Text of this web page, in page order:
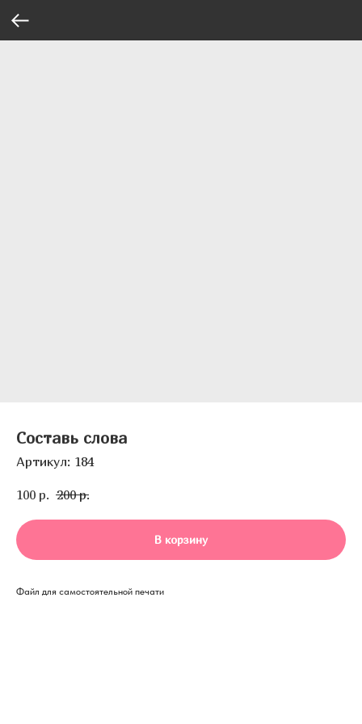
Составь слова
Артикул: 184
100 р. 200 р.
В корзину
Файл для самостоятельной печати